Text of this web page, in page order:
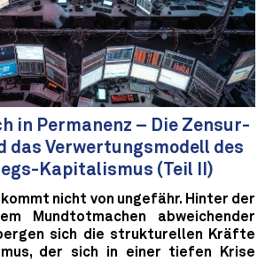
in Permanenz – Die Zensur-
das Verwertungsmodell des
Kapitalismus (Teil II)
nicht von ungefähr. Hinter der
Mundtotmachen abweichender
sich die strukturellen Kräfte
der sich in einer tiefen Krise